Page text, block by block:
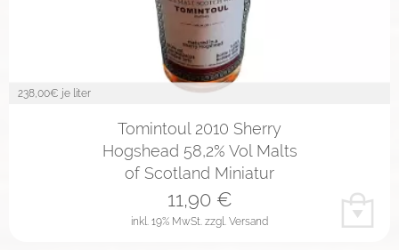
238,00€ je liter
Tomintoul 2010 Sherry
Hogshead 58,2% Vol Malts
of Scotland Miniatur
inkl. 19% MwSt. zzgl. Versand
11,90€